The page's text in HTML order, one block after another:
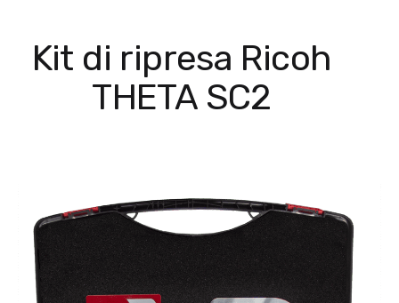
Kit di ripresa Ricoh
THETA SC2